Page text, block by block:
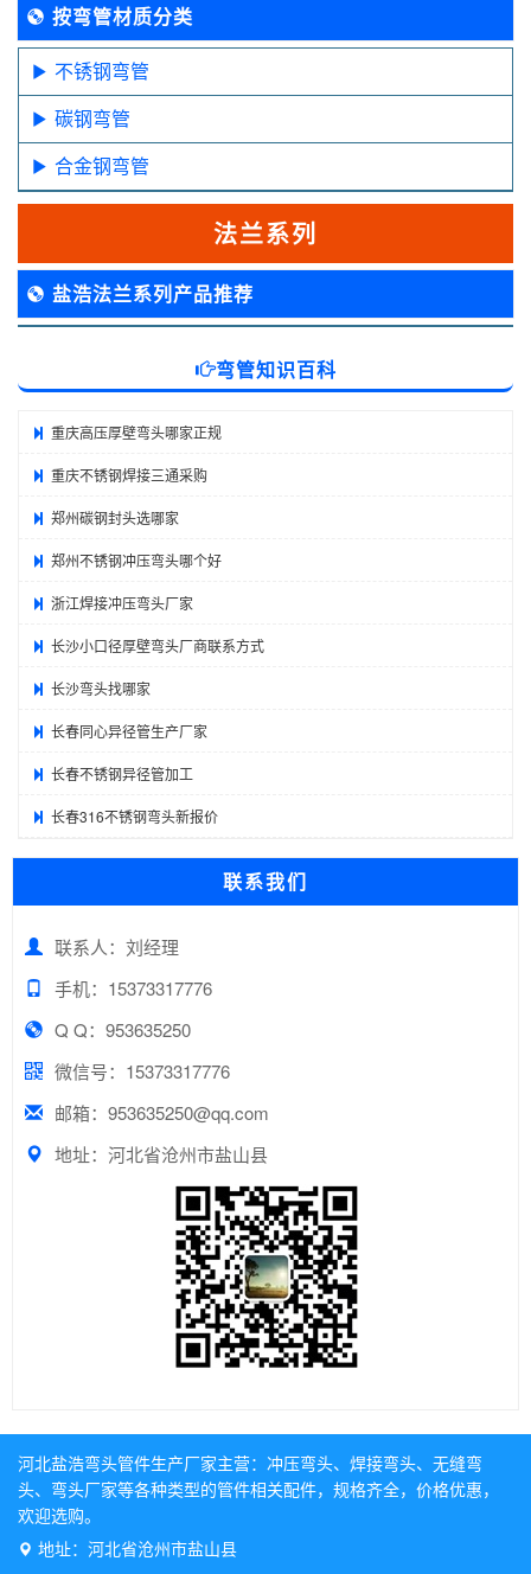
按弯管材质分类
不锈钢弯管
碳钢弯管
合金钢弯管
法兰系列
盐浩法兰系列产品推荐
弯管知识百科
重庆高压厚壁弯头哪家正规
重庆不锈钢焊接三通采购
郑州碳钢封头选哪家
郑州不锈钢冲压弯头哪个好
浙江焊接冲压弯头厂家
长沙小口径厚壁弯头厂商联系方式
长沙弯头找哪家
长春同心异径管生产厂家
长春不锈钢异径管加工
长春316不锈钢弯头新报价
联系我们
联系人：刘经理
手机：15373317776
Q Q：953635250
微信号：15373317776
邮箱：953635250@qq.com
地址：河北省沧州市盐山县
河北盐浩弯头管件生产厂家主营： 冲压弯头、 焊接弯头、 无缝弯
头、 弯头厂家等各种类型的管件相关配件，规格齐全，价格优惠，
欢迎选购。
地址：河北省沧州市盐山县